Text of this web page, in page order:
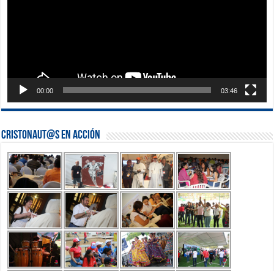
00:00 03:46
Cristonaut@s en Acción